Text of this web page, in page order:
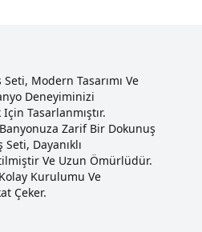
Modern Tasarımı Ve
Deneyiminizi
Tasarlanmıştır.
Zarif Bir Dokunuş
Dayanıklı
Ve Uzun Ömürlüdür.
Kurulumu Ve
Çeker.